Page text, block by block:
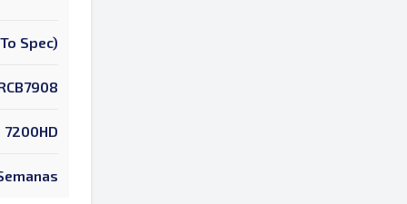
Spec)
7200HD